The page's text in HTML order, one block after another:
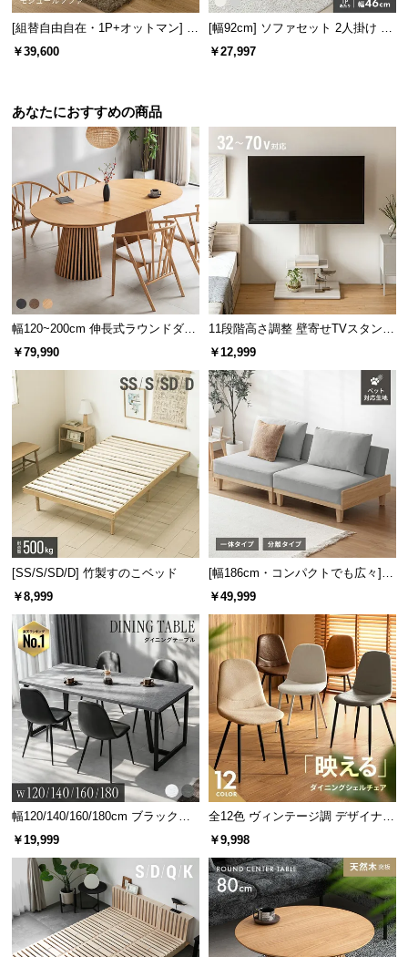
[組替自由自在・1P+オットマン] モ
ジュールソファ アームレス 天然木
脚 洗えるカバー
￥39,600
[幅92cm] ソファセット 2人掛け オ
ットマン付き
￥27,997
あなたにおすすめの商品
幅120~200cm 伸長式ラウンドダイ
ニングテーブル 6人掛け 天然木突
￥79,990
11段階高さ調整 壁寄せTVスタンド
キャスター付き 上下左右角度調節
￥12,999
[SS/S/SD/D] 竹製すのこベッド
￥8,999
[幅186cm・コンパクトでも広々] 3
人掛けソファベッド リクライニン
￥49,999
幅120/140/160/180cm ブラックフ
レーム ダイニング 大理石調 4人掛
￥19,999
全12色 ヴィンテージ調 デザイナー
ズシェルチェア
￥9,998